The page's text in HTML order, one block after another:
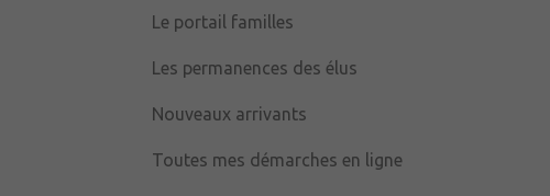
Le portail familles
Les permanences des élus
Nouveaux arrivants
Toutes mes démarches en ligne